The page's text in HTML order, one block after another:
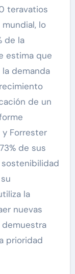
teravatios
lo
de la
estima que
demanda
de un
Forrester
de sus
la
nuevas
prioridad